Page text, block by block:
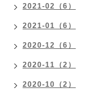
2021-02（6）
2021-01（6）
2020-12（6）
2020-11（2）
2020-10（2）